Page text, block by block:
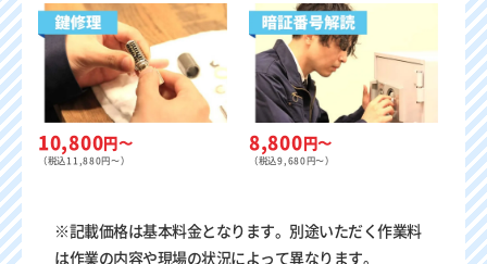
10,800円〜
（税込11,880円〜）
8,800円〜
（税込9,680円〜）
※記載価格は基本料金となります。別途いただく作業料
は作業の内容や現場の状況によって異なります。